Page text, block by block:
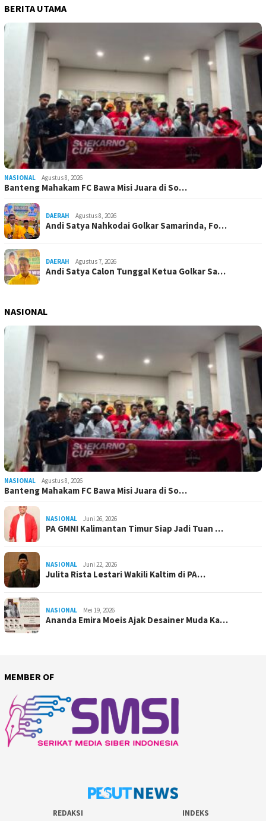
BERITA UTAMA
NASIONAL Agustus 8, 2026
Banteng Mahakam FC Bawa Misi Juara di So…
DAERAH Agustus 8, 2026
Andi Satya Nahkodai Golkar Samarinda, Fo…
DAERAH Agustus 7, 2026
Andi Satya Calon Tunggal Ketua Golkar Sa…
NASIONAL
NASIONAL Agustus 8, 2026
Banteng Mahakam FC Bawa Misi Juara di So…
NASIONAL Juni 26, 2026
PA GMNI Kalimantan Timur Siap Jadi Tuan …
NASIONAL Juni 22, 2026
Julita Rista Lestari Wakili Kaltim di PA…
NASIONAL Mei 19, 2026
Ananda Emira Moeis Ajak Desainer Muda Ka…
MEMBER OF
REDAKSI INDEKS